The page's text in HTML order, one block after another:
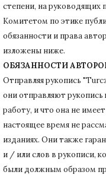
степени, на руководящих
Комитетом по этике
обязанности и права
изложены ниже.
ОБЯЗАННОСТИ
Отправляя рукопись
они отправляют
работу, и что она не
настоящее время не
изданиях. Они также
и / или слов в рукописи,
были должным образом